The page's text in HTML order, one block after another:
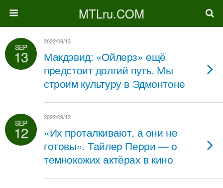
MTLru.COM
SEP
13
2022/09/13
Макдэвид: «Ойлерз» ещё
предстоит долгий путь. Мы
строим культуру в Эдмонтоне
SEP
12
2022/09/12
«Их проталкивают, а они не
готовы». Тайлер Перри — о
темнокожих актёрах в кино